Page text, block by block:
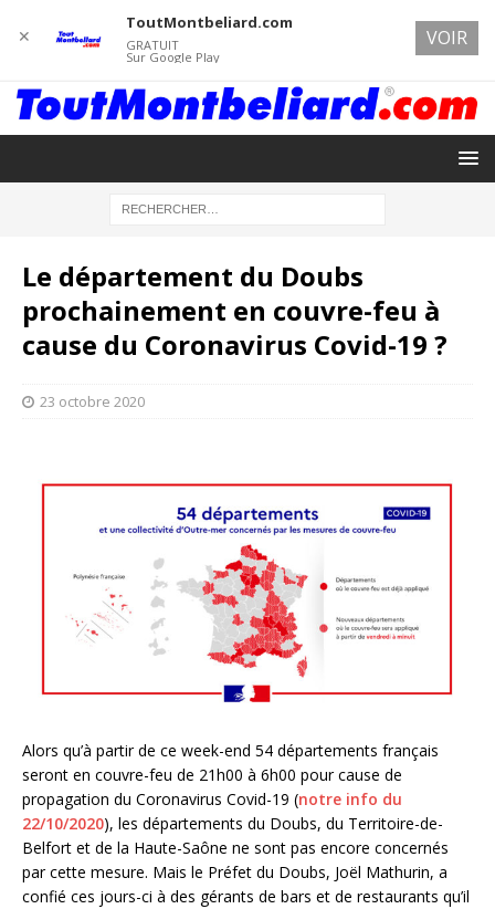
Le département du Doubs
prochainement en couvre-feu à
cause du Coronavirus Covid-19 ?
23 octobre 2020
Alors qu’à partir de ce week-end 54 départements français
seront en couvre-feu de 21h00 à 6h00 pour cause de
propagation du Coronavirus Covid-19 (notre info du
22/10/2020), les départements du Doubs, du Territoire-de-
Belfort et de la Haute-Saône ne sont pas encore concernés
par cette mesure. Mais le Préfet du Doubs, Joël Mathurin, a
confié ces jours-ci à des gérants de bars et de restaurants qu’il
✕
ToutMontbeliard.com
GRATUIT
Sur Google Play
VOIR